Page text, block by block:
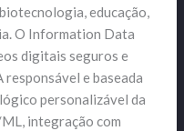
educação,
O Information Data
digitais seguros e
e baseada
personalizável ​​da
integração com